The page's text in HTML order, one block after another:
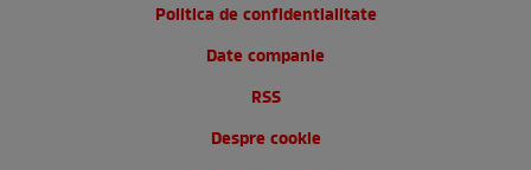
Politica de confidentialitate
Date companie
RSS
Despre cookie